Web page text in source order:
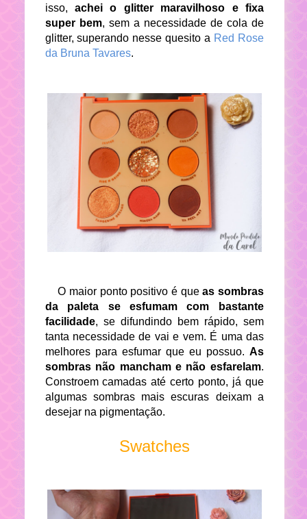
isso, achei o glitter maravilhoso e fixa
super bem, sem a necessidade de cola de
glitter, superando nesse quesito a Red Rose
da Bruna Tavares.
O maior ponto positivo é queas sombras
da paleta se esfumam com bastante
facilidade, se difundindo bem rápido, sem
tanta necessidade de vai e vem. É uma das
melhores para esfumar que eu possuo. As
sombras não mancham e não esfarelam.
Constroem camadas até certo ponto, já que
algumas sombras mais escuras deixam a
desejar na pigmentação.
Swatches